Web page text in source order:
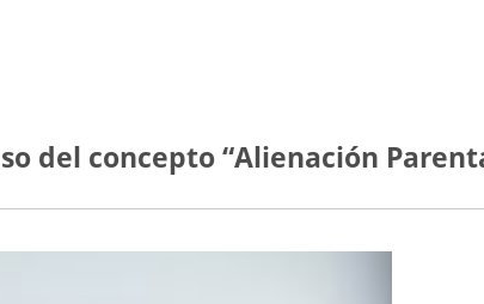
del concepto “Alienación